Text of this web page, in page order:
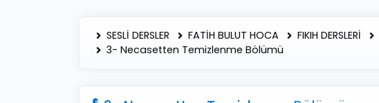
SESLİ DERSLER FATİH BULUT HOCA FIKIH DERSLERİ
3- Necasetten Temizlenme Bölümü